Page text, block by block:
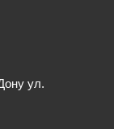
ул.